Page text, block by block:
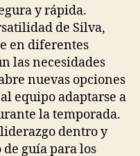
y rápida.
de Silva,
en diferentes
las necesidades
nuevas opciones
equipo adaptarse a
la temporada.
dentro y
guía para los